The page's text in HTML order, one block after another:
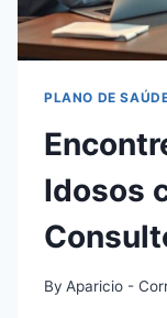
PLANO DE
Idosos
By Aparicio -